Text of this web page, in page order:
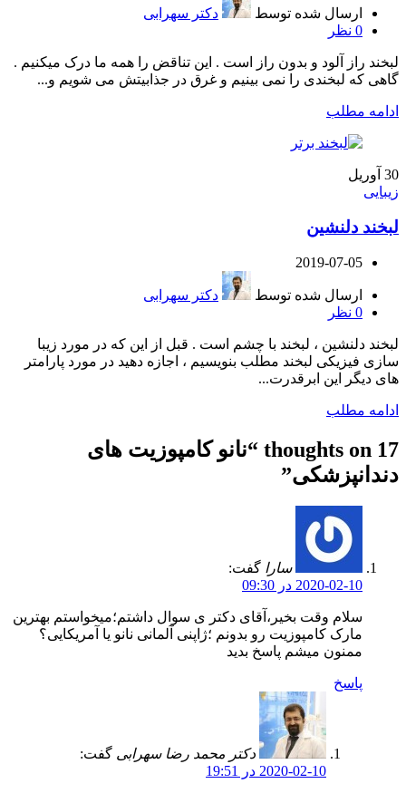
ارسال شده توسط
دکتر سهرابی
0 نظر
لبخند راز آلود و بدون راز است . این تناقض را همه ما درک میکنیم .
گاهی که لبخندی را نمی بینیم و غرق در جذابیتش می شویم و...
ادامه مطلب
30 آوریل
زیبایی
لبخند دلنشین
2019-07-05
ارسال شده توسط
دکتر سهرابی
0 نظر
لبخند دلنشین ، لبخند با چشم است . قبل از این که در مورد زیبا
سازی فیزیکی لبخند مطلب بنویسیم ، اجازه دهید در مورد پارامتر
های دیگر این ابرقدرت...
ادامه مطلب
17 thoughts on “
نانو کامپوزیت های
دندانپزشکی”
سارا گفت:
2020-02-10 در 09:30
سلام وقت بخیر،آقای دکتر ی سوال داشتم؛میخواستم بهترین
مارک کامپوزیت رو بدونم ؛ژاپنی آلمانی نانو یا آمریکایی؟
ممنون میشم پاسخ بدید
پاسخ
دکتر محمد رضا سهرابی گفت:
2020-02-10 در 19:51